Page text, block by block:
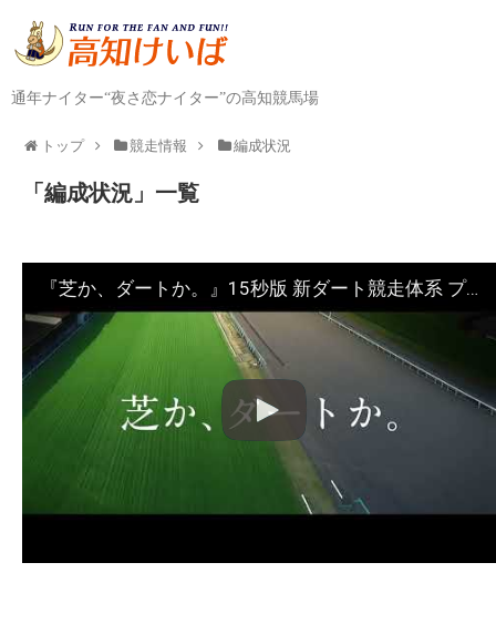
通年ナイター“夜さ恋ナイター”の高知競馬場
トップ 競走情報 編成状況
「 編成状況 」 一覧
『芝か、ダートか。』15秒版 新ダート競走体系 プロモーションムービー